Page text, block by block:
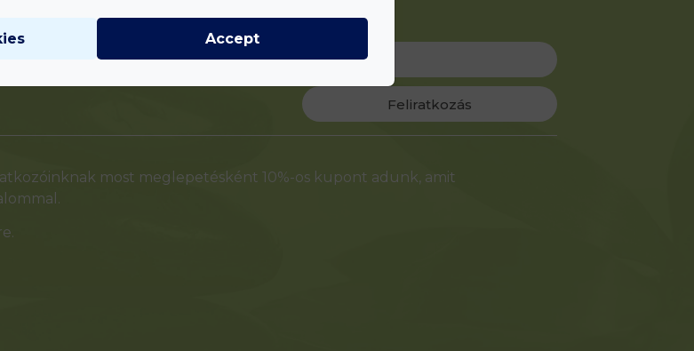
Feliratkozás
most meglepetésként 10%-os kupont adunk, amit
Accept